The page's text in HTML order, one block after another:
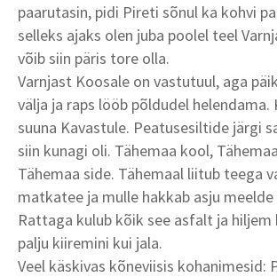
paarutasin, pidi Pireti sõnul ka kohvi
selleks ajaks olen juba poolel teel
võib siin päris tore olla.
Varnjast Koosale on vastutuul, aga
välja ja raps lööb põldudel
suuna Kavastule. Peatusesiltide järgi
siin kunagi oli. Tähemaa kool,
Tähemaa side. Tähemaal liitub teega
matkatee ja mulle hakkab asju
Rattaga kulub kõik see asfalt ja hiljem
palju kiiremini kui jala.
Veel käskivas kõneviisis kohanimesid: